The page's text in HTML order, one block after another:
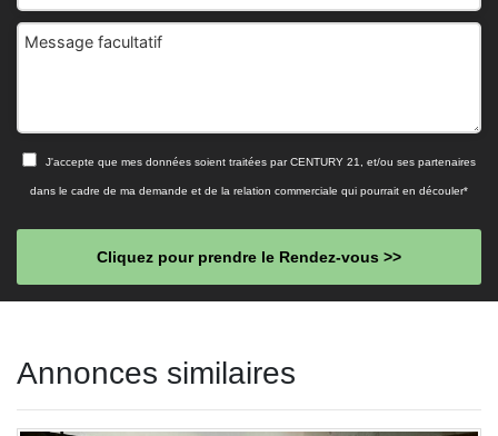
Message facultatif
J'accepte que mes données soient traitées par CENTURY 21, et/ou ses partenaires
dans le cadre de ma demande et de la relation commerciale qui pourrait en découler*
Cliquez pour prendre le Rendez-vous >>
should
Annonces similaires